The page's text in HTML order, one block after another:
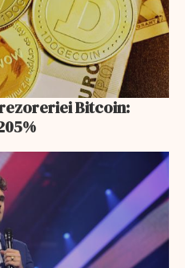
Bitcoin: